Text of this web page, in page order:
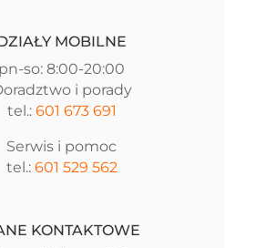
MOBILNE
pn-so: 8:00-20:00
i porady
tel.: 601 673 691
Serwis i pomoc
tel.: 601 529 562
KONTAKTOWE